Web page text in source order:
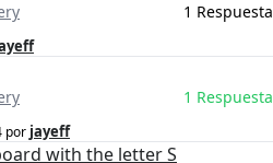
1 Respuesta
1 Respuesta
por jayeff
with the letter S